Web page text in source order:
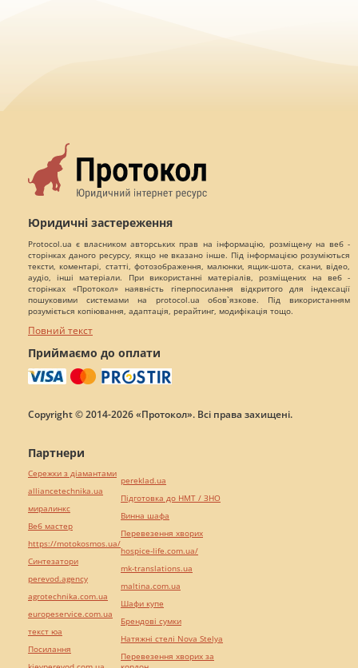
Юридичні застереження
Protocol.ua є власником авторських прав на інформацію, розміщену на веб -
сторінках даного ресурсу, якщо не вказано інше. Під інформацією розуміються
тексти, коментарі, статті, фотозображення, малюнки, ящик-шота, скани, відео,
аудіо, інші матеріали. При використанні матеріалів, розміщених на веб -
сторінках «Протокол» наявність гіперпосилання відкритого для індексації
пошуковими системами на protocol.ua обов`язкове. Під використанням
розуміється копіювання, адаптація, рерайтинг, модифікація тощо.
Повний текст
Приймаємо до оплати
Copyright © 2014-2026 «Протокол». Всі права захищені.
Партнери
Сережки з діамантами
alliancetechnika.ua
миралинкс
Веб мастер
https://motokosmos.ua/
Синтезатори
perevod.agency
agrotechnika.com.ua
europeservice.com.ua
текст юа
Посилання
pereklad.ua
Підготовка до НМТ / ЗНО
Винна шафа
Перевезення хворих
hospice-life.com.ua/
mk-translations.ua
maltina.com.ua
Шафи купе
Брендові сумки
Натяжні стелі Nova Stelya
Перевезення хворих за